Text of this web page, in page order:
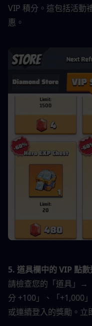
VIP 積分。這包括活動
惠。
5. 道具欄中的 VIP 點
請檢查您的「道具」→
分 +100」、「+1,000
或連續登入的獎勵。立